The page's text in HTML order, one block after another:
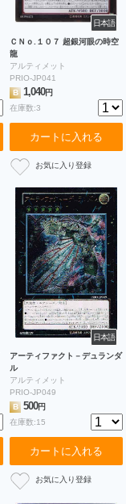
日本語
ＣＮｏ.１０７ 超銀河眼の時空
龍
アルティメット
PRIO-JP041
B 1,040円
在庫数:3
カートに入れる
日本語
アーティファクト－デュランダ
ル
アルティメット
PRIO-JP049
B 500円
在庫数:15
カートに入れる